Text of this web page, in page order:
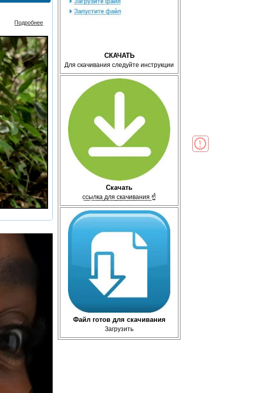
СКАЧАТЬ
Для скачивания следуйте инструкции
Скачать
с̲с̲ы̲л̲к̲а̲ ̲д̲л̲я̲ ̲с̲к̲а̲ч̲и̲в̲а̲н̲и̲я̲ ☝
Файл готов для скачивания
Загрузить
Подробнее